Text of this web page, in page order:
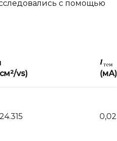
с помощью
vs)
(мA)
0,021